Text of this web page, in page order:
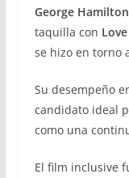
George
taquilla con
se hizo en torno
Su desempeño
candidato ideal
como una
El film inclusive